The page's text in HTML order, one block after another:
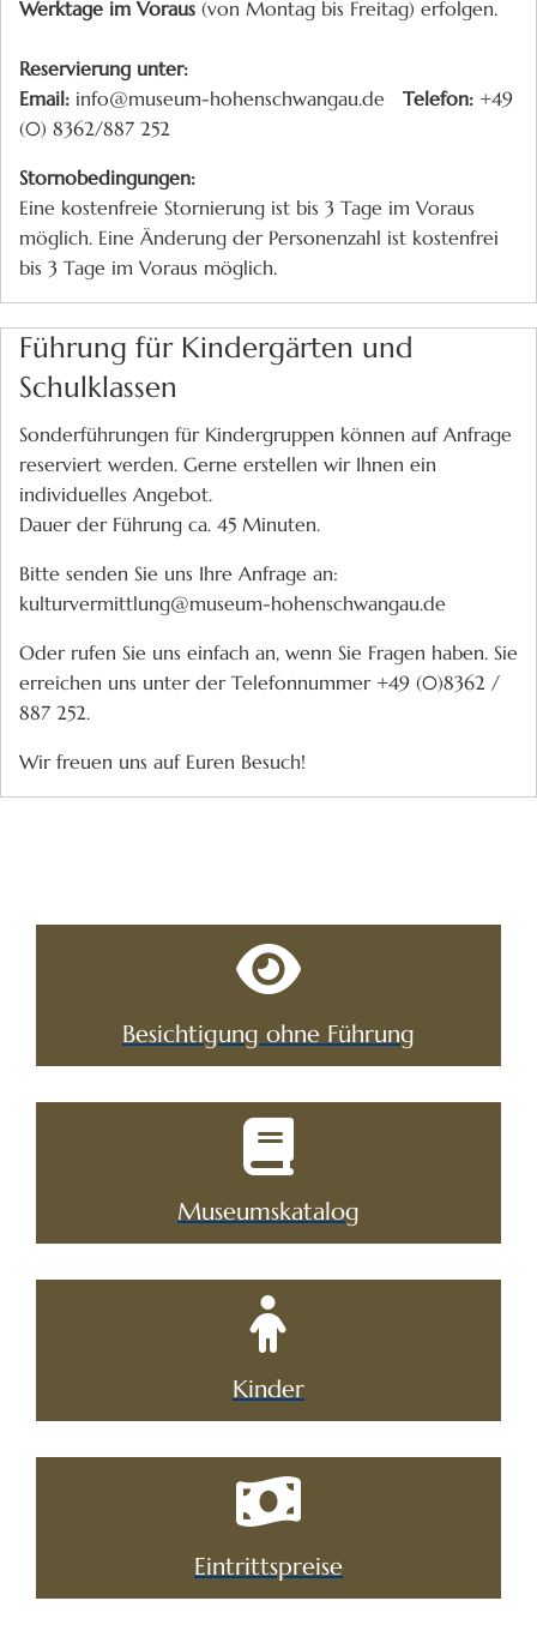
Werktage im Voraus (von Montag bis Freitag) erfolgen.
Reservierung unter:
Email: info@museum-hohenschwangau.de Telefon: +49
(0) 8362/887 252
Stornobedingungen:
Eine kostenfreie Stornierung ist bis 3 Tage im Voraus
möglich. Eine Änderung der Personenzahl ist kostenfrei
bis 3 Tage im Voraus möglich.
Führung für Kindergärten und
Schulklassen
Sonderführungen für Kindergruppen können auf Anfrage
reserviert werden. Gerne erstellen wir Ihnen ein
individuelles Angebot.
Dauer der Führung ca. 45 Minuten.
Bitte senden Sie uns Ihre Anfrage an:
kulturvermittlung@museum-hohenschwangau.de
Oder rufen Sie uns einfach an, wenn Sie Fragen haben. Sie
erreichen uns unter der Telefonnummer +49 (0)8362 /
887 252.
Wir freuen uns auf Euren Besuch!
Besichtigung ohne Führung
Museumskatalog
Kinder
Eintrittspreise